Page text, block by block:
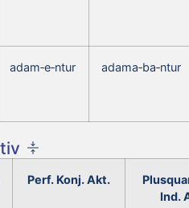
adam‑e‑ntur adama‑ba‑ntur
Perf. Konj. Akt.
Ind.